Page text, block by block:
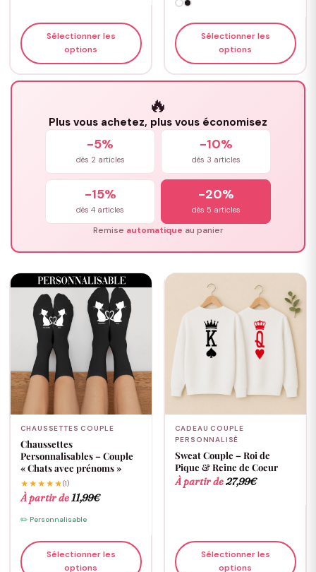
Sélectionner les
options
Sélectionner les
options
🔥
Plus vous achetez, plus vous économisez
-5%
dès 2 articles
-10%
dès 3 articles
-15%
dès 4 articles
-20%
dès 5 articles
Remise automatique au panier
CHAUSSETTES COUPLE
Chaussettes
Personnalisables – Couple
« Chats avec prénoms »
★★★★★(1)
À partir de11,99€
✏️ Personnalisable
Sélectionner les
options
CADEAU COUPLE
PERSONNALISÉ
Sweat Couple – Roi de
Pique & Reine de Coeur
À partir de27,99€
Sélectionner les
options